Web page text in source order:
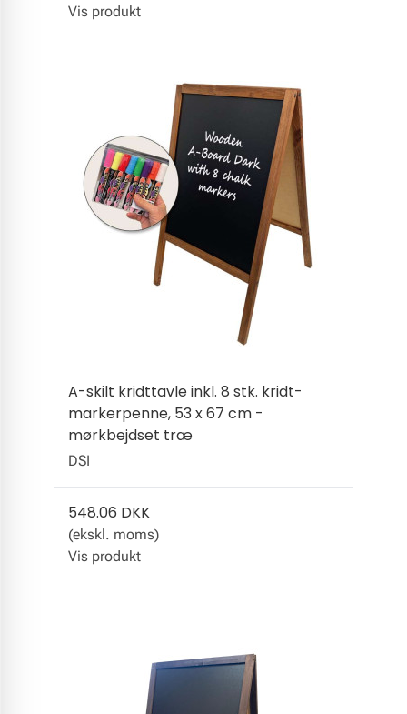
Vis produkt
A-skilt kridttavle inkl. 8 stk. kridt-
markerpenne, 53 x 67 cm -
mørkbejdset træ
DSI
548.06 DKK
(ekskl. moms)
Vis produkt